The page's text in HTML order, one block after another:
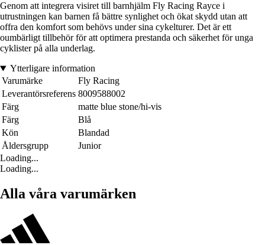
Genom att integrera visiret till barnhjälm Fly Racing Rayce i
utrustningen kan barnen få bättre synlighet och ökat skydd utan att
offra den komfort som behövs under sina cykelturer. Det är ett
oumbärligt tillbehör för att optimera prestanda och säkerhet för unga
cyklister på alla underlag.
Ytterligare information
Varumärke
Fly Racing
Leverantörsreferens 8009588002
Färg
matte blue stone/hi-vis
Färg
Blå
Kön
Blandad
Åldersgrupp
Junior
Loading...
Loading...
Alla våra varumärken